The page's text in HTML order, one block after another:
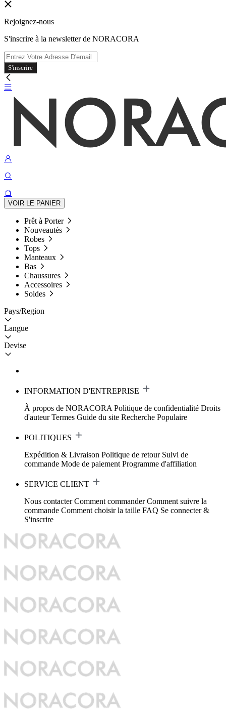
Rejoignez-nous
S'inscrire à la newsletter de NORACORA
S'inscrire
VOIR LE PANIER
Prêt à Porter
Nouveautés
Robes
Tops
Manteaux
Bas
Chaussures
Accessoires
Soldes
Pays/Region
Langue
Devise
INFORMATION D'ENTREPRISE
À propos de NORACORA Politique de confidentialité Droits
d'auteur Termes Guide du site Recherche Populaire
POLITIQUES
Expédition & Livraison Politique de retour Suivi de
commande Mode de paiement Programme d'affiliation
SERVICE CLIENT
Nous contacter Comment commander Comment suivre la
commande Comment choisir la taille FAQ Se connecter &
S'inscrire